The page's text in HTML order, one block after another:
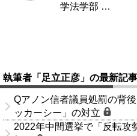
学法学部 …
執筆者「足立正彦」の最新記事
Qアノン信者議員処罰の背
ッカーシー」の対立
2022年中間選挙で「反転攻